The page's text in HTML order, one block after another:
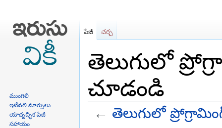
తెలుగులో
చూడండి
← తెలుగులో
పేజీ చర్చ
ముంగిలి
ఇటీవలి మార్పులు
యాదృచ్ఛిక పేజీ
సహాయం